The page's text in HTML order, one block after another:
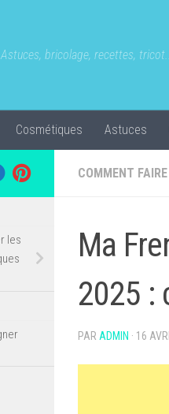
Astuces, bricolage, recettes,
Cosmétiques Astuces
COMMENT
Ma
2025 :
PAR ADMIN · 16
les